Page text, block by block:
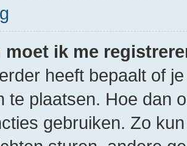
moet ik me
heeft bepaalt of
te plaatsen. Hoe dan
gebruiken. Zo